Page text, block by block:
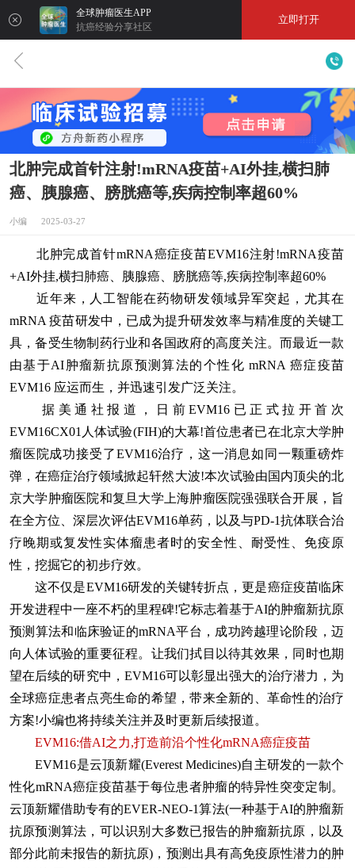
全球肿瘤医生APP
抗癌经验分享社区
立即打开
北肿完成首针注射!mRNA疫苗+AI外挂,横扫肺
癌、胰腺癌、膀胱癌等,疾病控制率超60%
小编 2025-03-27
北肿完成首针mRNA癌症疫苗EVM16注射!mRNA疫苗
+AI外挂,横扫肺癌、胰腺癌、膀胱癌等,疾病控制率超60%
近年来，人工智能在药物研发领域异军突起，尤其在
mRNA 疫苗研发中，已成为提升研发效率与精准度的关键工
具，备受生物制药行业和各国政府的高度关注。而最近一款
由基于AI肿瘤新抗原预测算法的个性化 mRNA 癌症疫苗
EVM16 应运而生，并迅速引发广泛关注。
据美通社报道，日前EVM16已正式拉开首次
EVM16CX01人体试验(FIH)的大幕!首位患者已在北京大学肿
瘤医院成功接受了EVM16治疗，这一消息如同一颗重磅炸
弹，在癌症治疗领域掀起轩然大波!本次试验由国内顶尖的北
京大学肿瘤医院和复旦大学上海肿瘤医院强强联合开展，旨
在全方位、深层次评估EVM16单药，以及与PD-1抗体联合治
疗晚期或复发性实体瘤患者时的安全性、耐受性、免疫原
性，挖掘它的初步疗效。
这不仅是EVM16研发的关键转折点，更是癌症疫苗临床
开发进程中一座不朽的里程碑!它标志着基于AI的肿瘤新抗原
预测算法和临床验证的mRNA平台，成功跨越理论阶段，迈
向人体试验的重要征程。让我们拭目以待其效果，同时也期
望在后续的研究中，EVM16可以彰显出强大的治疗潜力，为
全球癌症患者点亮生命的希望，带来全新的、革命性的治疗
方案!小编也将持续关注并及时更新后续报道。
EVM16:借AI之力,打造前沿个性化mRNA癌症疫苗
EVM16是云顶新耀(Everest Medicines)自主研发的一款个
性化mRNA癌症疫苗基于每位患者肿瘤的特异性突变定制。
云顶新耀借助专有的EVER-NEO-1算法(一种基于AI的肿瘤新
抗原预测算法，可以识别大多数已报告的肿瘤新抗原，以及
部分此前未报告的新抗原)，预测出具有高免疫原性潜力的肿